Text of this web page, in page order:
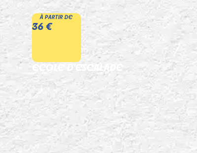
À PARTIR DE
36 €
ECOLE D’ESCALADE